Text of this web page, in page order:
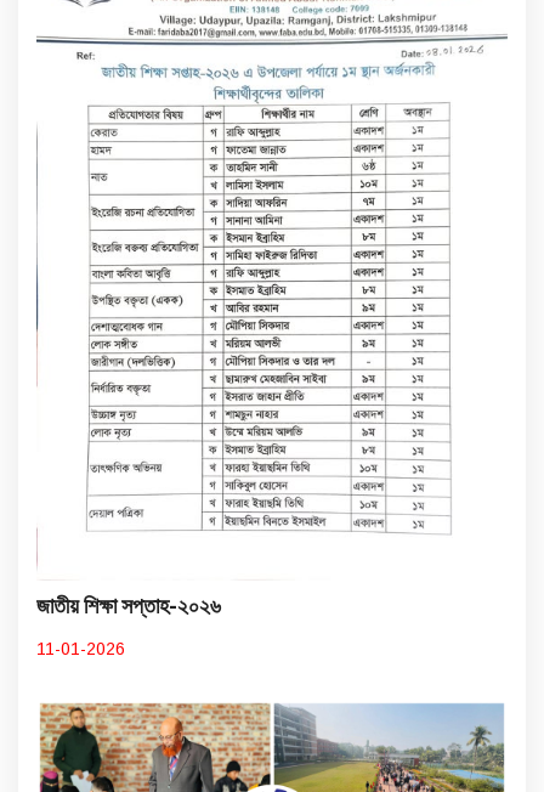
জাতীয় শিক্ষা সপ্তাহ-২০২৬
11-01-2026